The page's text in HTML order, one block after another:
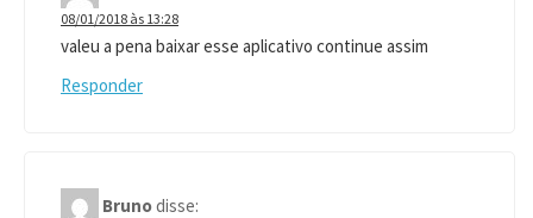
08/01/2018 às 13:28
valeu a pena baixar esse aplicativo continue assim
Responder
Brunodisse: